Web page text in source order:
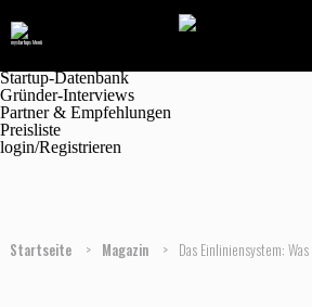
Marktplatz
Magazin
Startup-Datenbank
Gründer-Interviews
Partner & Empfehlungen
Preisliste
login/Registrieren
Startseite > Magazin > Das Einliniensystem: